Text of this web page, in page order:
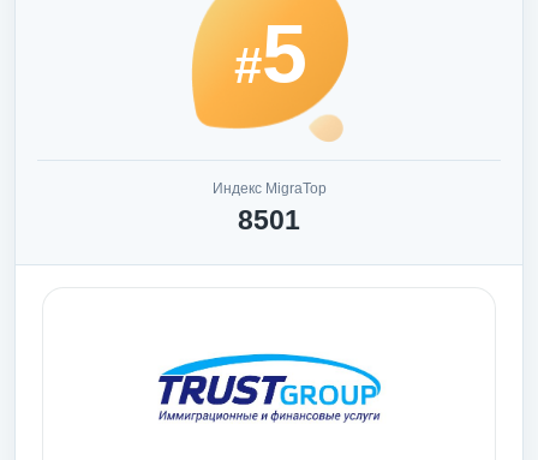
#5
Индекс MigraTop
8501